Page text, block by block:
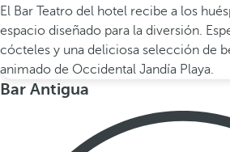
El Bar Teatro del hotel recibe a los
espacio diseñado para la diversión.
cócteles y una deliciosa selección de
animado de Occidental Jandía Playa.
Bar Antigua